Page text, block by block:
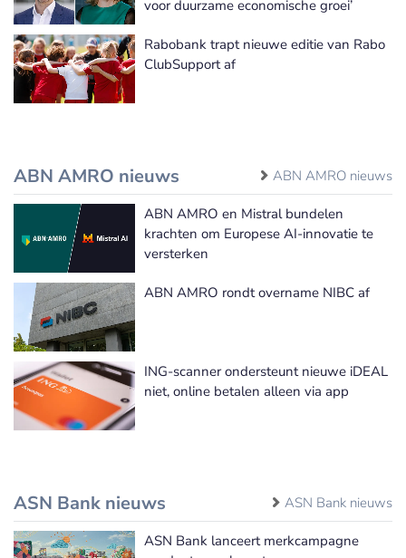
voor duurzame economische groei’
Rabobank trapt nieuwe editie van Rabo
ClubSupport af
ABN AMRO nieuws ABN AMRO nieuws
ABN AMRO en Mistral bundelen
krachten om Europese AI-innovatie te
versterken
ABN AMRO rondt overname NIBC af
ING-scanner ondersteunt nieuwe iDEAL
niet, online betalen alleen via app
ASN Bank nieuws ASN Bank nieuws
ASN Bank lanceert merkcampagne